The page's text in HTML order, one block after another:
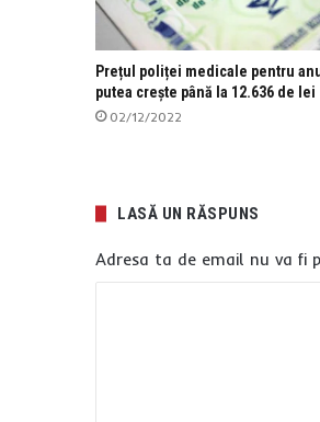
Prețul poliței medicale pentru
putea crește până la 12.636 de lei
02/12/2022
LASĂ UN RĂSPUNS
Adresa ta de email nu va fi